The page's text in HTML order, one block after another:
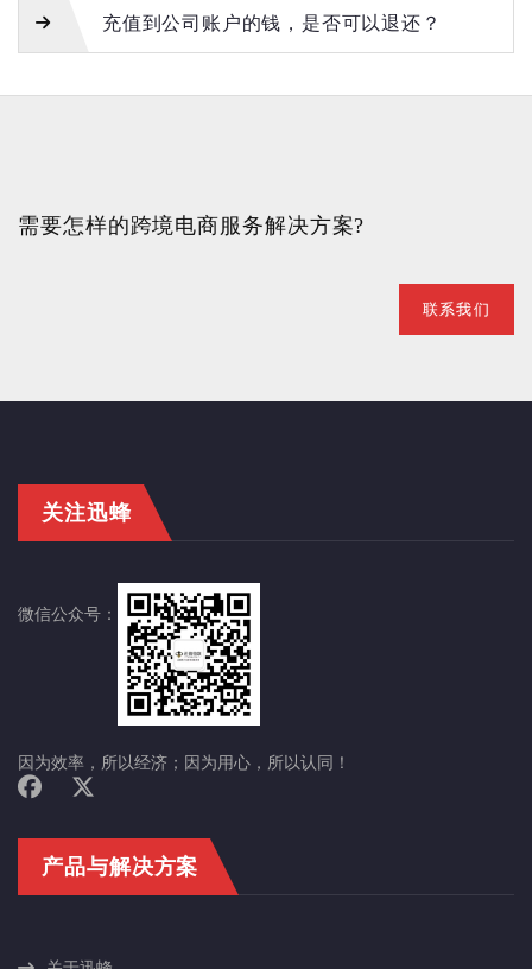
充值到公司账户的钱，是否可以退还？
需要怎样的跨境电商服务解决方案?
联系我们
关注迅蜂
微信公众号：
因为效率，所以经济；因为用心，所以认同！
产品与解决方案